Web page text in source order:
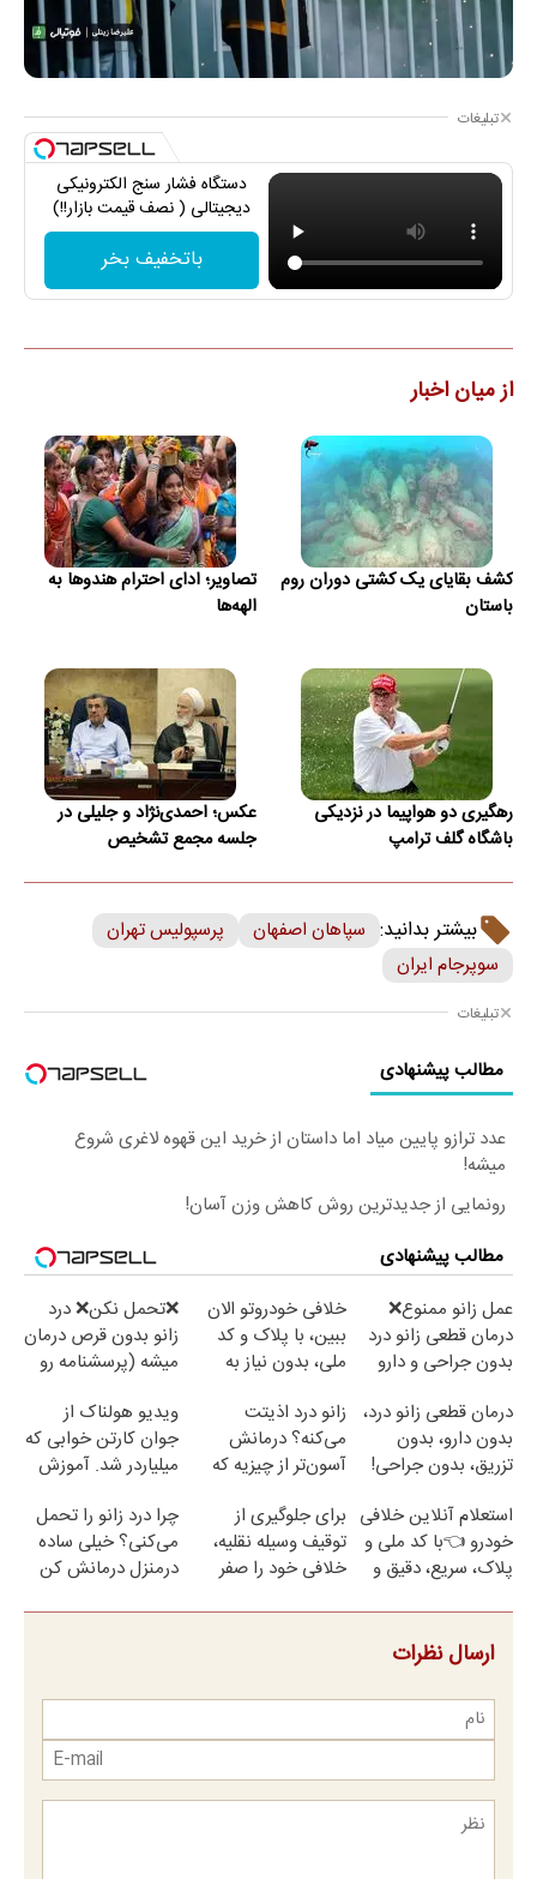
تبلیغات
دستگاه فشار سنج الکترونیکی
دیجیتالی ( نصف قیمت بازار!!)
باتخفیف بخر
از میان اخبار
کشف بقایای یک کشتی دوران روم
باستان
تصاویر؛ ادای احترام هندوها به
الهه‌ها
رهگیری دو هواپیما در نزدیکی
باشگاه گلف ترامپ
عکس؛ احمدی‌نژاد و جلیلی در
جلسه مجمع تشخیص
بیشتر بدانید: سپاهان اصفهان
پرسپولیس تهران
سوپرجام ایران
تبلیغات
مطالب پیشنهادی
عدد ترازو پایین میاد اما داستان از خرید این قهوه لاغری شروع
میشه!
رونمایی از جدیدترین روش کاهش وزن آسان!
مطالب پیشنهادی
عمل زانو ممنوع❌
درمان قطعی زانو درد
بدون جراحی و دارو
خلافی خودروتو الان
ببین، با پلاک و کد
ملی، بدون نیاز به
❌تحمل نکن❌ درد
زانو بدون قرص درمان
میشه (پرسشنامه رو
درمان قطعی زانو درد،
بدون دارو، بدون
تزریق، بدون جراحی!
زانو درد اذیتت
می‌کنه؟ درمانش
آسون‌تر از چیزیه که
می‌کنی✅پرسشنامه
ویدیو هولناک از
جوان کارتن خوابی که
میلیاردر شد. آموزش
استعلام آنلاین خلافی
خودرو 👈با کد ملی و
پلاک، سریع، دقیق و
برای جلوگیری از
توقیف وسیله نقلیه،
خلافی خود را صفر
چرا درد زانو را تحمل
می‌کنی؟ خیلی ساده
درمنزل درمانش کن
ارسال نظرات